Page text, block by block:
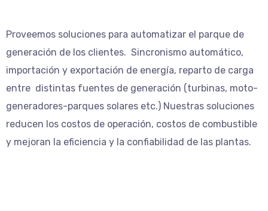
Proveemos soluciones para automatizar el parque de
generación de los clientes. Sincronismo automático,
importación y exportación de energí­a, reparto de carga
entre distintas fuentes de generación (turbinas, moto-
generadores-parques solares etc.) Nuestras soluciones
reducen los costos de operación, costos de combustible
y mejoran la eficiencia y la confiabilidad de las plantas.